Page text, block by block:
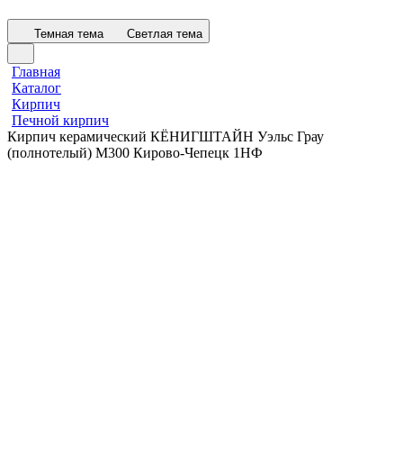
Темная тема Светлая тема
Главная
Каталог
Кирпич
Печной кирпич
Кирпич керамический КЁНИГШТАЙН Уэльс Грау
(полнотелый) М300 Кирово-Чепецк 1НФ